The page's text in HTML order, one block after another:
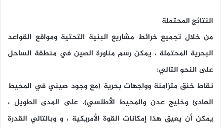
النتائج المحتملة
من خلال تجميع خرائط مشاريع البنية التحتية ومواقع القواعد
البحرية المحتملة ، يمكن رسم مناورة الصين في منطقة الساحل
على النحو التالي:
نقاط خنق متزامنة وواجهات بحرية (مع وجود صيني في المحيط
الهادئ وخليج عدن والمحيط الأطلسي). على المدى الطويل ،
يمكن أن يعيق هذا إمكانات القوة الأمريكية ، و وبالتالي القدرة